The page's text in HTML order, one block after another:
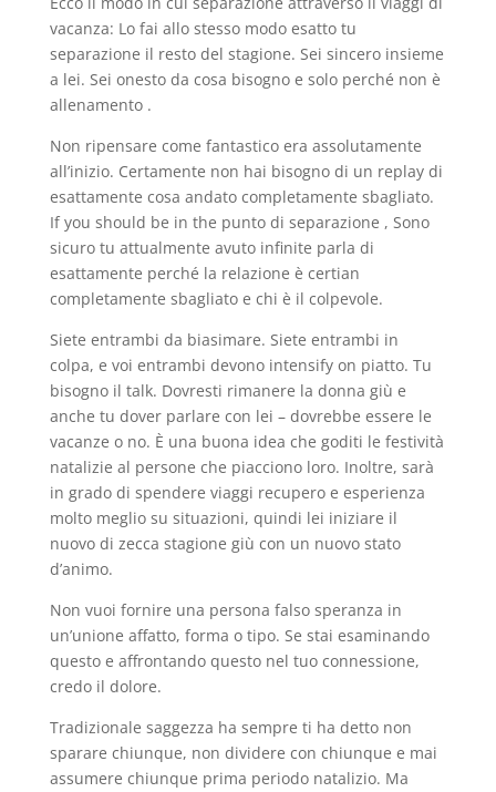
vacanza: Lo fai allo stesso modo esatto tu
separazione il resto del stagione. Sei sincero insieme
a lei. Sei onesto da cosa bisogno e solo perché non è
allenamento .
Non ripensare come fantastico era assolutamente
all’inizio. Certamente non hai bisogno di un replay di
esattamente cosa andato completamente sbagliato.
If you should be in the punto di separazione , Sono
sicuro tu attualmente avuto infinite parla di
esattamente perché la relazione è certian
completamente sbagliato e chi è il colpevole.
Siete entrambi da biasimare. Siete entrambi in
colpa, e voi entrambi devono intensify on piatto. Tu
bisogno il talk. Dovresti rimanere la donna giù e
anche tu dover parlare con lei – dovrebbe essere le
vacanze o no. È una buona idea che goditi le festività
natalizie al persone che piacciono loro. Inoltre, sarà
in grado di spendere viaggi recupero e esperienza
molto meglio su situazioni, quindi lei iniziare il
nuovo di zecca stagione giù con un nuovo stato
d’animo.
Non vuoi fornire una persona falso speranza in
un’unione affatto, forma o tipo. Se stai esaminando
questo e affrontando questo nel tuo connessione,
credo il dolore.
Tradizionale saggezza ha sempre ti ha detto non
sparare chiunque, non dividere con chiunque e mai
assumere chiunque prima periodo natalizio. Ma